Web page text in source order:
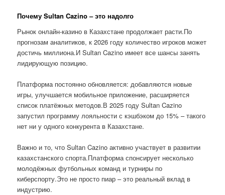
Почему Sultan Cazino – это надолго
Рынок онлайн-казино в Казахстане продолжает расти.По
прогнозам аналитиков, к 2026 году количество игроков может
достичь миллиона.И Sultan Cazino имеет все шансы занять
лидирующую позицию.
Платформа постоянно обновляется: добавляются новые
игры, улучшается мобильное приложение, расширяется
список платёжных методов.В 2025 году Sultan Cazino
запустил программу лояльности с кэшбэком до 15% – такого
нет ни у одного конкурента в Казахстане.
Важно и то, что Sultan Cazino активно участвует в развитии
казахстанского спорта.Платформа спонсирует несколько
молодёжных футбольных команд и турниры по
киберспорту.Это не просто пиар – это реальный вклад в
индустрию.